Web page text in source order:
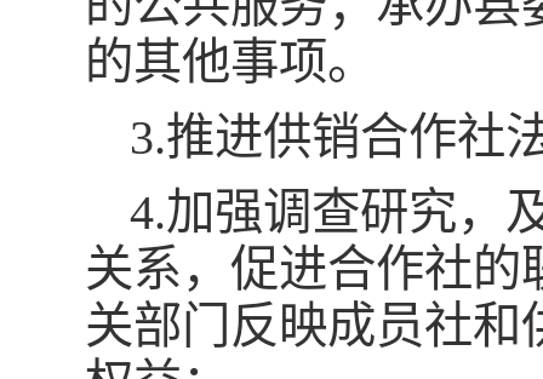
的其他事项。
3.推进供销合作社
4.加强调查研究，
关系，促进合作社
关部门反映成员社